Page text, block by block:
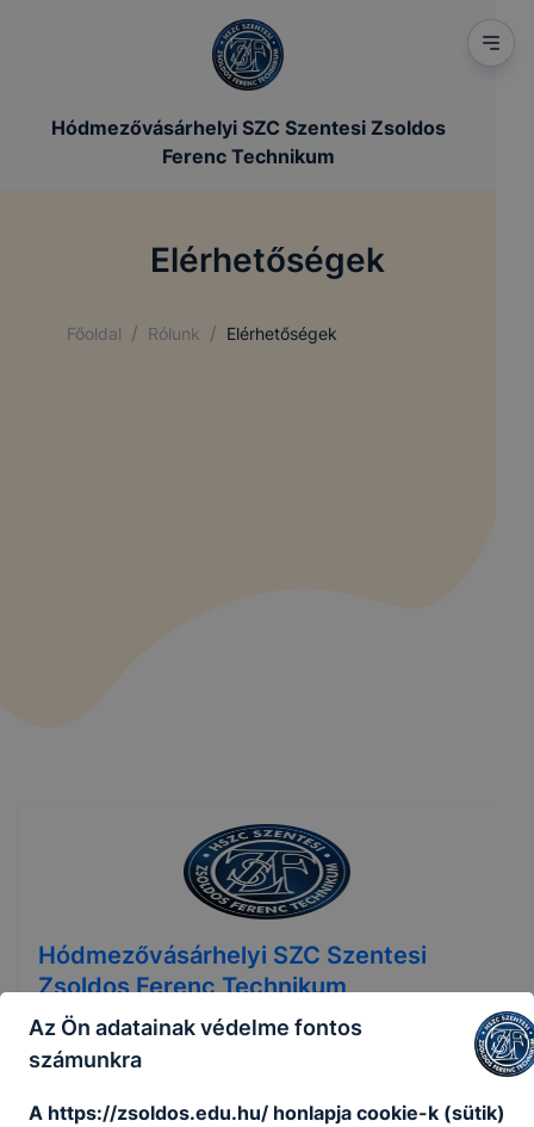
Hódmezővásárhelyi SZC Szentesi Zsoldos
Ferenc Technikum
Elérhetőségek
Főoldal / Rólunk / Elérhetőségek
Hódmezővásárhelyi SZC Szentesi
Zsoldos Ferenc Technikum
+36-63-562-335
Az Ön adatainak védelme fontos
számunkra
A https://zsoldos.edu.hu/ honlapja cookie-k (sütik)